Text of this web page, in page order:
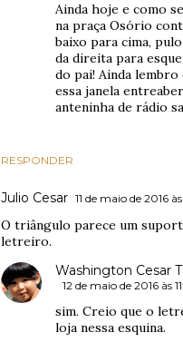
RESPONDER
Ainda hoje e como
na praça Osório
baixo para cima,
da direita para
do pai! Ainda lembro
essa janela
anteninha de rádio
Julio Cesar 11 de maio de 2016
O triângulo parece um
letreiro.
Washington Cesar
12 de maio de 2016 às
sim. Creio que o
loja nessa esquina.